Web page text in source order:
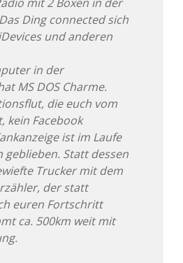
Ding connected sich
und anderen
in der
MS DOS Charme.
die euch vom
kein Facebook
ist im Laufe
geblieben. Statt dessen
Trucker mit dem
der statt
euren Fortschritt
ca. 500km weit mit